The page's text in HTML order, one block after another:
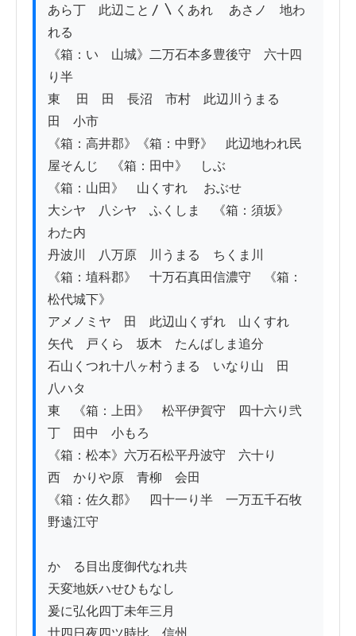
あら丁　此辺こと〳〵くあれ 　あさノ　地わ
れる
《箱：いゝ山城》二万石本多豊後守　六十四
り半
東　 田　田　長沼　市村　此辺川うまる
田　小市
《箱：高井郡》《箱：中野》　此辺地われ民
屋そんじ　《箱：田中》　しぶ
《箱：山田》　山くすれ　 おぶせ
大シヤ　八シヤ　ふくしま　《箱：須坂》
わた内
丹波川　八万原　川うまる　ちくま川
《箱：埴科郡》　十万石真田信濃守　《箱：
松代城下》
アメノミヤ　田　此辺山くずれ　山くすれ
矢代　戸くら　坂木　たんばしま追分
石山くつれ十八ヶ村うまる　いなり山　田
八ハタ
東　《箱：上田》　松平伊賀守　四十六り弐
丁　田中　小もろ
《箱：松本》六万石松平丹波守　六十り
西　かりや原　青柳　会田
《箱：佐久郡》　四十一り半　一万五千石牧
野遠江守
かゝる目出度御代なれ共
天変地妖ハせひもなし
爰に弘化四丁未年三月